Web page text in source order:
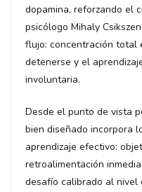
dopamina, reforzando el
psicólogo Mihaly
flujo: concentración total
detenerse y el
involuntaria.
Desde el punto de vista
bien diseñado incorpora
aprendizaje efectivo:
retroalimentación
desafío calibrado al nivel